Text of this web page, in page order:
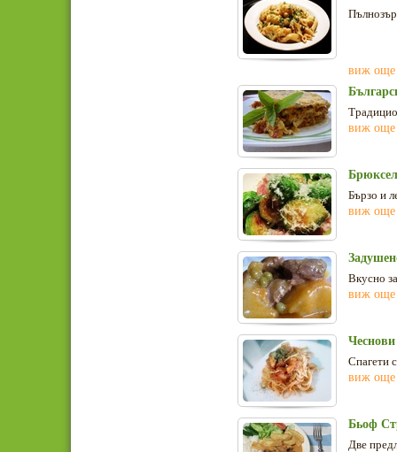
виж още
виж още
Бързо и
виж още
Вкусно
виж още
Чеснови
Спагети
виж още
Бьоф
Две